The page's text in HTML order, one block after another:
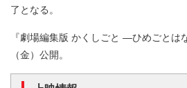
了となる。
『劇場編集版 かくしごと ―ひめごと
（金）公開。